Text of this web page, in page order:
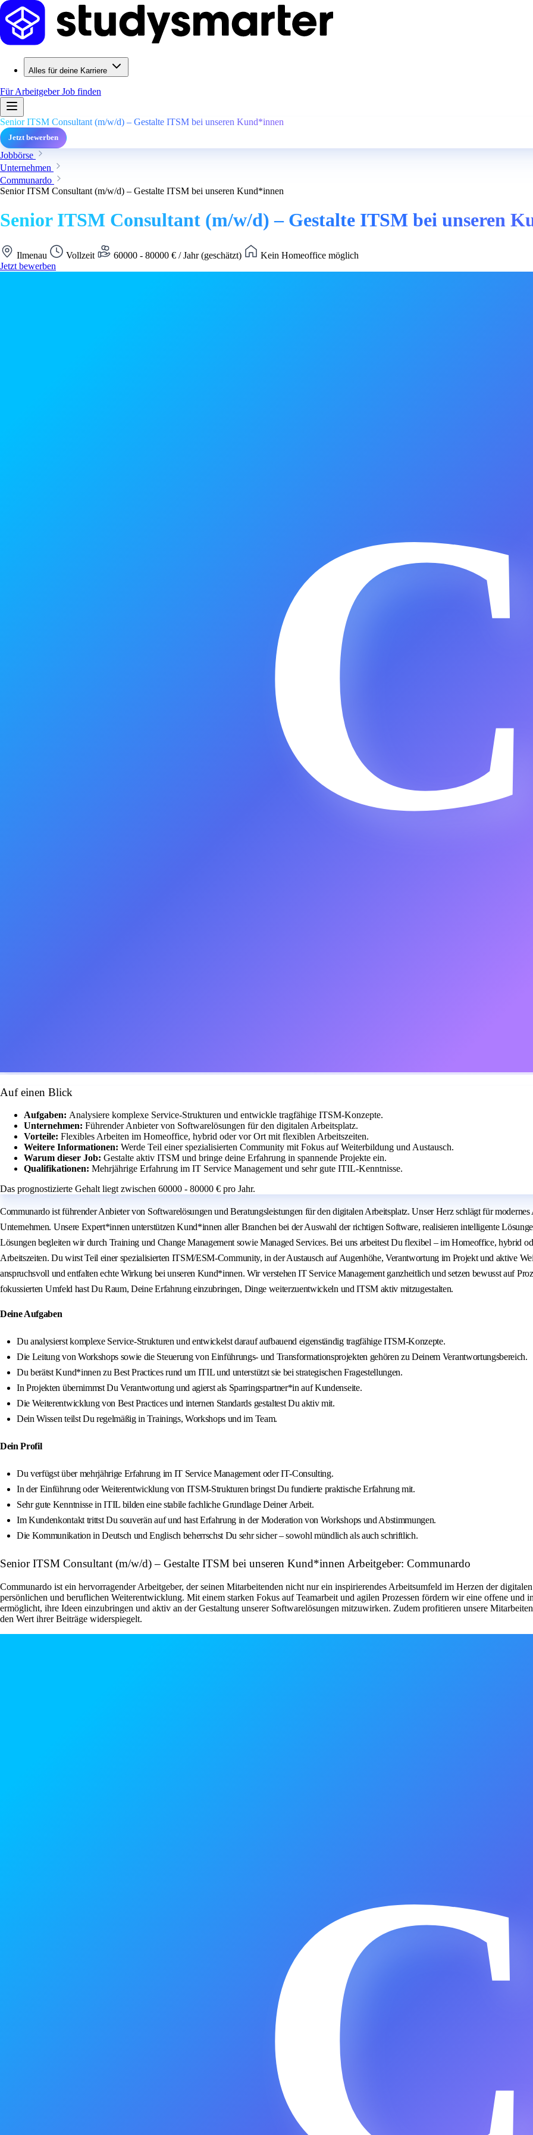
Alles für deine Karriere
Für ArbeitgeberJob finden
Senior ITSM Consultant (m/w/d) – Gestalte ITSM bei unseren Kund*innen
Jetzt bewerben
Jobbörse
Unternehmen
Communardo
Senior ITSM Consultant (m/w/d) – Gestalte ITSM bei unseren Kund*innen
Senior ITSM Consultant (m/w/d) – Gestalte ITSM bei unseren
Ilmenau Vollzeit 60000 - 80000 € / Jahr (geschätzt)
Kein Homeoffice möglich
Jetzt bewerben
Auf einen Blick
Aufgaben: Analysiere komplexe Service-Strukturen und entwickle tragfähige ITSM-Konzepte.
Unternehmen: Führender Anbieter von Softwarelösungen für den digitalen Arbeitsplatz.
Vorteile: Flexibles Arbeiten im Homeoffice, hybrid oder vor Ort mit flexiblen Arbeitszeiten.
Weitere Informationen: Werde Teil einer spezialisierten Community mit Fokus auf Weiterbildung und Austausch.
Warum dieser Job: Gestalte aktiv ITSM und bringe deine Erfahrung in spannende Projekte ein.
Qualifikationen: Mehrjährige Erfahrung im IT Service Management und sehr gute ITIL-Kenntnisse.
Das prognostizierte Gehalt liegt zwischen 60000 - 80000 € pro Jahr.
Communardo ist führender Anbieter von Softwarelösungen und Beratungsleistungen für den digitalen Arbeitsplatz. Unser Herz schlägt für
Unternehmen. Unsere Expert*innen unterstützen Kund*innen aller Branchen bei der Auswahl der richtigen Software, realisieren intelligente
Lösungen begleiten wir durch Training und Change Management sowie Managed Services. Bei uns arbeitest Du flexibel – im Homeoffice, hybrid
Arbeitszeiten. Du wirst Teil einer spezialisierten ITSM/ESM‑Community, in der Austausch auf Augenhöhe, Verantwortung im Projekt und aktive
anspruchsvoll und entfalten echte Wirkung bei unseren Kund*innen. Wir verstehen IT Service Management ganzheitlich und setzen bewusst auf
fokussierten Umfeld hast Du Raum, Deine Erfahrung einzubringen, Dinge weiterzuentwickeln und ITSM aktiv mitzugestalten.
Deine Aufgaben
Du analysierst komplexe Service‑Strukturen und entwickelst darauf aufbauend eigenständig tragfähige ITSM‑Konzepte.
Die Leitung von Workshops sowie die Steuerung von Einführungs‑ und Transformationsprojekten gehören zu Deinem Verantwortungsbereich.
Du berätst Kund*innen zu Best Practices rund um ITIL und unterstützt sie bei strategischen Fragestellungen.
In Projekten übernimmst Du Verantwortung und agierst als Sparringspartner*in auf Kundenseite.
Die Weiterentwicklung von Best Practices und internen Standards gestaltest Du aktiv mit.
Dein Wissen teilst Du regelmäßig in Trainings, Workshops und im Team.
Dein Profil
Du verfügst über mehrjährige Erfahrung im IT Service Management oder IT‑Consulting.
In der Einführung oder Weiterentwicklung von ITSM‑Strukturen bringst Du fundierte praktische Erfahrung mit.
Sehr gute Kenntnisse in ITIL bilden eine stabile fachliche Grundlage Deiner Arbeit.
Im Kundenkontakt trittst Du souverän auf und hast Erfahrung in der Moderation von Workshops und Abstimmungen.
Die Kommunikation in Deutsch und Englisch beherrschst Du sehr sicher – sowohl mündlich als auch schriftlich.
Senior ITSM Consultant (m/w/d) – Gestalte ITSM bei unseren Kund*innen Arbeitgeber: Communardo
Communardo ist ein hervorragender Arbeitgeber, der seinen Mitarbeitenden nicht nur ein inspirierendes Arbeitsumfeld im Herzen der
persönlichen und beruflichen Weiterentwicklung. Mit einem starken Fokus auf Teamarbeit und agilen Prozessen fördern wir eine offene und
ermöglicht, ihre Ideen einzubringen und aktiv an der Gestaltung unserer Softwarelösungen mitzuwirken. Zudem profitieren unsere
den Wert ihrer Beiträge widerspiegelt.